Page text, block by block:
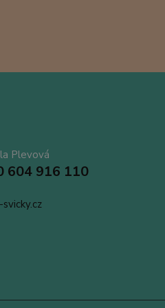
Plevová
604 916 110